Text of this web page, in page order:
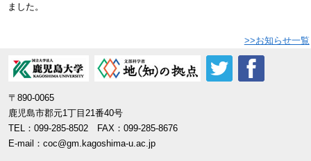
ました。
>>お知らせ一覧
〒890-0065
鹿児島市郡元1丁目21番40号
TEL：099-285-8502 FAX：099-285-8676
E-mail：coc@gm.kagoshima-u.ac.jp